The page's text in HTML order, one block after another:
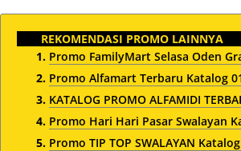
REKOMENDASI PROMO LAINNYA
Promo FamilyMart Selasa Oden
Promo Alfamart Terbaru Katalog
KATALOG PROMO ALFAMIDI
Promo Hari Hari Pasar Swalayan
Promo TIP TOP SWALAYAN